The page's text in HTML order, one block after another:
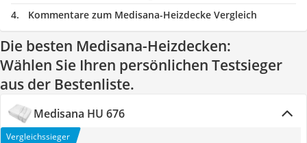
Kommentare zum Medisana-Heizdecke Vergleich
Die besten Medisana-Heizdecken:
Wählen Sie Ihren persönlichen Testsieger
aus der Bestenliste.
Medisana HU 676
Vergleichssieger